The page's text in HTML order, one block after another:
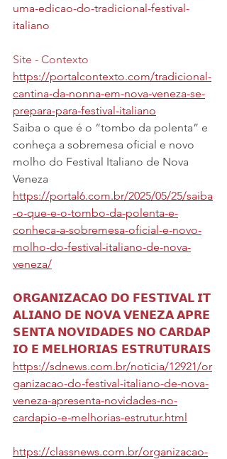
uma-edicao-do-tradicional-festival-
italiano
Site - Contexto
https://portalcontexto.com/tradicional-
cantina-da-nonna-em-nova-veneza-se-
prepara-para-festival-italiano
Saiba o que é o “tombo da polenta” e
conheça a sobremesa oficial e novo
molho do Festival Italiano de Nova
Veneza
https://portal6.com.br/2025/05/25/saiba
-o-que-e-o-tombo-da-polenta-e-
conheca-a-sobremesa-oficial-e-novo-
molho-do-festival-italiano-de-nova-
veneza/
𝗢𝗥𝗚𝗔𝗡𝗜𝗭𝗔𝗖𝗔𝗢 𝗗𝗢 𝗙𝗘𝗦𝗧𝗜𝗩𝗔𝗟 𝗜𝗧
𝗔𝗟𝗜𝗔𝗡𝗢 𝗗𝗘 𝗡𝗢𝗩𝗔 𝗩𝗘𝗡𝗘𝗭𝗔 𝗔𝗣𝗥𝗘
𝗦𝗘𝗡𝗧𝗔 𝗡𝗢𝗩𝗜𝗗𝗔𝗗𝗘𝗦 𝗡𝗢 𝗖𝗔𝗥𝗗𝗔𝗣
𝗜𝗢 𝗘 𝗠𝗘𝗟𝗛𝗢𝗥𝗜𝗔𝗦 𝗘𝗦𝗧𝗥𝗨𝗧𝗨𝗥𝗔𝗜𝗦
https://sdnews.com.br/noticia/12921/or
ganizacao-do-festival-italiano-de-nova-
veneza-apresenta-novidades-no-
cardapio-e-melhorias-estrutur.html
https://classnews.com.br/organizacao-